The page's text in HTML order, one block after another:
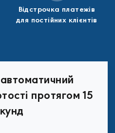
Відстрочка платежів
для постійних клієнтів
протягом 15